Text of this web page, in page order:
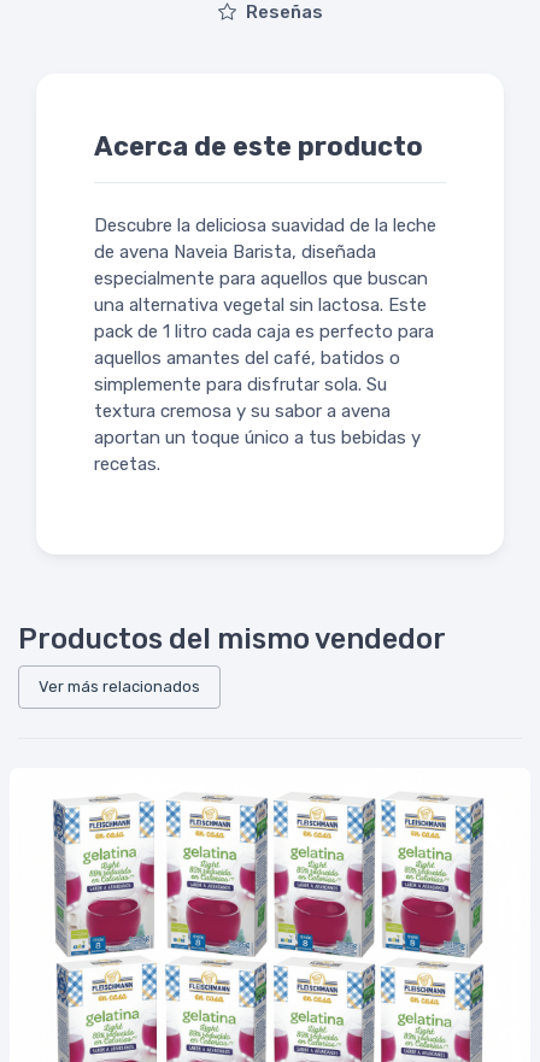
Reseñas
Acerca de este producto
Descubre la deliciosa suavidad de la leche
de avena Naveia Barista, diseñada
especialmente para aquellos que buscan
una alternativa vegetal sin lactosa. Este
pack de 1 litro cada caja es perfecto para
aquellos amantes del café, batidos o
simplemente para disfrutar sola. Su
textura cremosa y su sabor a avena
aportan un toque único a tus bebidas y
recetas.
Productos del mismo vendedor
Ver más relacionados